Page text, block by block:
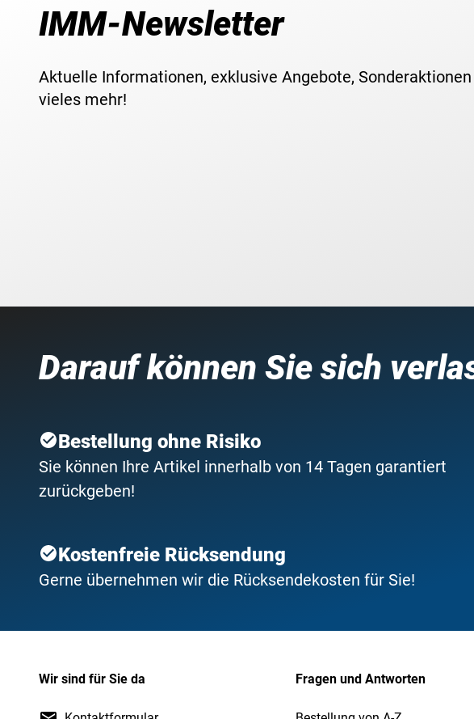
IMM-Newsletter
Aktuelle Informationen, exklusive Angebote, Sonderaktionen
vieles mehr!
Darauf können Sie sich
Bestellung ohne Risiko
Sie können Ihre Artikel innerhalb von 14 Tagen garantiert
zurückgeben!
Kostenfreie Rücksendung
Gerne übernehmen wir die Rücksendekosten für Sie!
Wir sind für Sie da Fragen und Antworten